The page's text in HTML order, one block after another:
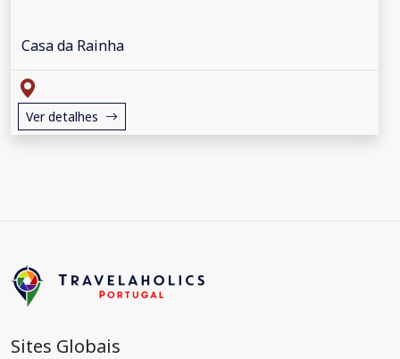
Casa da Rainha
Ver detalhes
Sites Globais